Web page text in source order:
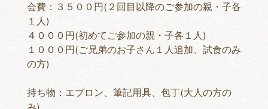
会費：３５００円(２回目以降のご参加の親・子各
１人)
４０００円(初めてご参加の親・子各１人)
１０００円(ご兄弟のお子さん１人追加、試食のみ
の方)
持ち物：エプロン、筆記用具、包丁(大人の方の
み)